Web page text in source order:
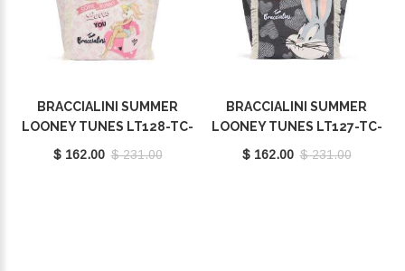
BRACCIALINI SUMMER
LOONEY TUNES LT128-TC-
818
$ 162.00 $ 231.00
BRACCIALINI SUMMER
LOONEY TUNES LT127-TC-
818
$ 162.00 $ 231.00